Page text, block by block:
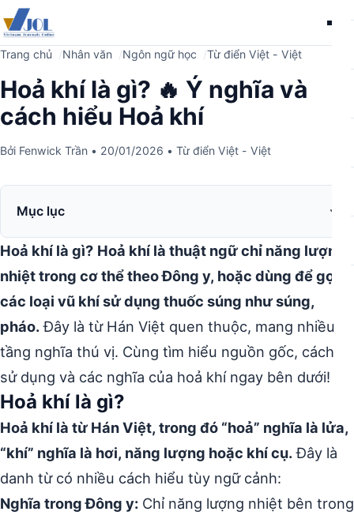
Trang chủ Nhân văn Ngôn ngữ học Từ điển Việt - Việt
Hoả khí là gì? 🔥 Ý nghĩa và
cách hiểu Hoả khí
Bởi Fenwick Trần • 20/01/2026 • Từ điển Việt - Việt
Mục lục
Hoả khí là gì? Hoả khí là thuật ngữ chỉ năng lượng
nhiệt trong cơ thể theo Đông y, hoặc dùng để gọi
các loại vũ khí sử dụng thuốc súng như súng,
pháo.Đây là từ Hán Việt quen thuộc, mang nhiều
tầng nghĩa thú vị. Cùng tìm hiểu nguồn gốc, cách
sử dụng và các nghĩa của hoả khí ngay bên dưới!
Hoả khí là gì?
Hoả khí là từ Hán Việt, trong đó “hoả” nghĩa là lửa,
“khí” nghĩa là hơi, năng lượng hoặc khí cụ.Đây là
danh từ có nhiều cách hiểu tùy ngữ cảnh:
Nghĩa trong Đông y: Chỉ năng lượng nhiệt bên trong